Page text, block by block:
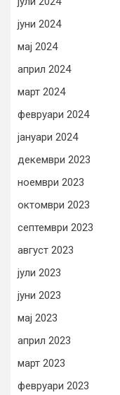
јуни 2024
мај 2024
април 2024
март 2024
февруари 2024
јануари 2024
декември 2023
ноември 2023
октомври 2023
септември 2023
август 2023
јули 2023
јуни 2023
мај 2023
април 2023
март 2023
февруари 2023